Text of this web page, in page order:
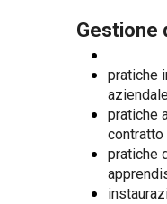
Gestione
pratiche
pratiche
contratto
pratiche